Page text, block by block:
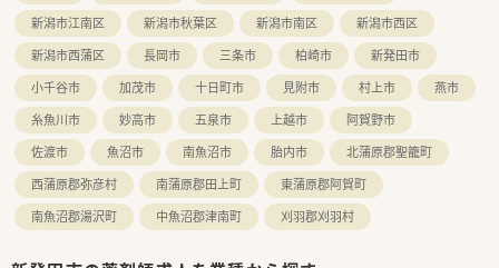
新潟市江南区 新潟市秋葉区 新潟市南区
新潟市西区
新潟市西蒲区
長岡市 三条市 柏崎市
新発田市
小千谷市
加茂市 十日町市 見附市 村上市
燕市
糸魚川市
妙高市 五泉市 上越市
阿賀野市
佐渡市
魚沼市 南魚沼市 胎内市
北蒲原郡聖籠町
西蒲原郡弥彦村
南蒲原郡田上町
東蒲原郡阿賀町
南魚沼郡湯沢町
中魚沼郡津南町 刈羽郡刈羽村